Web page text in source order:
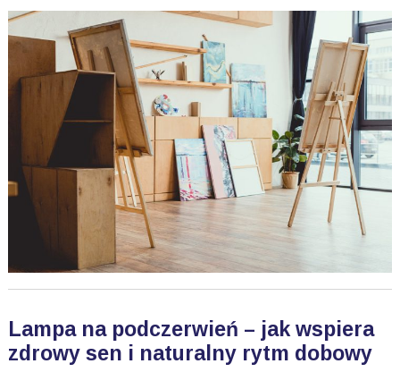
Lampa na podczerwień – jak wspiera
zdrowy sen i naturalny rytm dobowy